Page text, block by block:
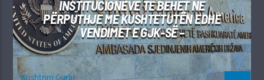
INSTITUCIONEVE TË BËHET NË
PËRPUTHJE ME KUSHTETUTËN EDHE
VENDIMET E GJK-SË –
Kushtrim Guraj